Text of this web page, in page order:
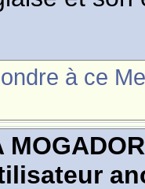
à ce
MOGADOR